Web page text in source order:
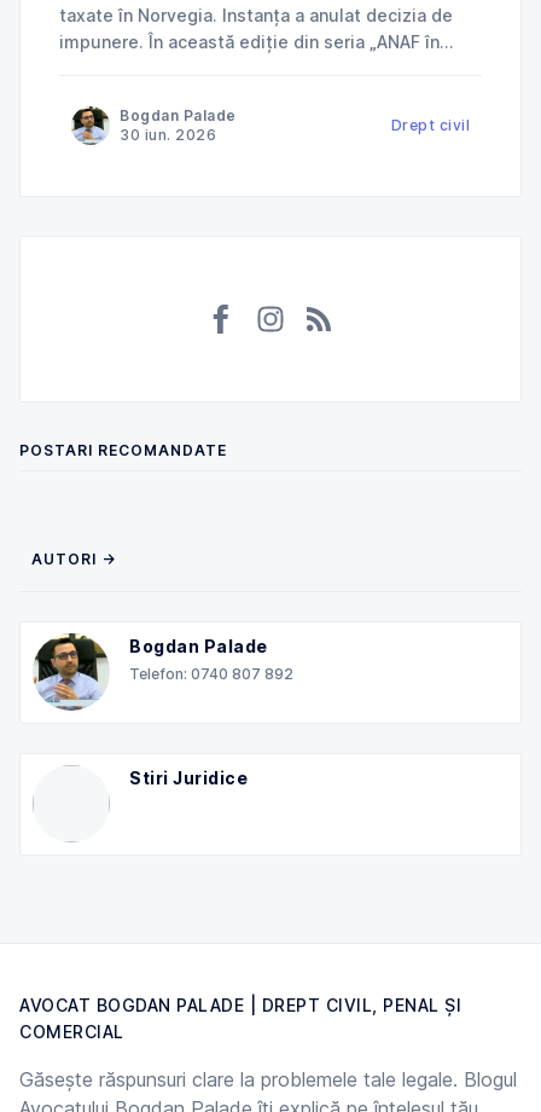
taxate în Norvegia. Instanța a anulat decizia de
impunere. În această ediție din seria „ANAF în
încerca să taxeze în România venituri deja
impozitate în Norvegia și ce
Bogdan Palade
30 iun. 2026
Drept civil
POSTARI RECOMANDATE
AUTORI →
Bogdan Palade
Telefon: 0740 807 892
Stiri Juridice
AVOCAT BOGDAN PALADE | DREPT CIVIL, PENAL ȘI
COMERCIAL
Găsește răspunsuri clare la problemele tale legale. Blogul